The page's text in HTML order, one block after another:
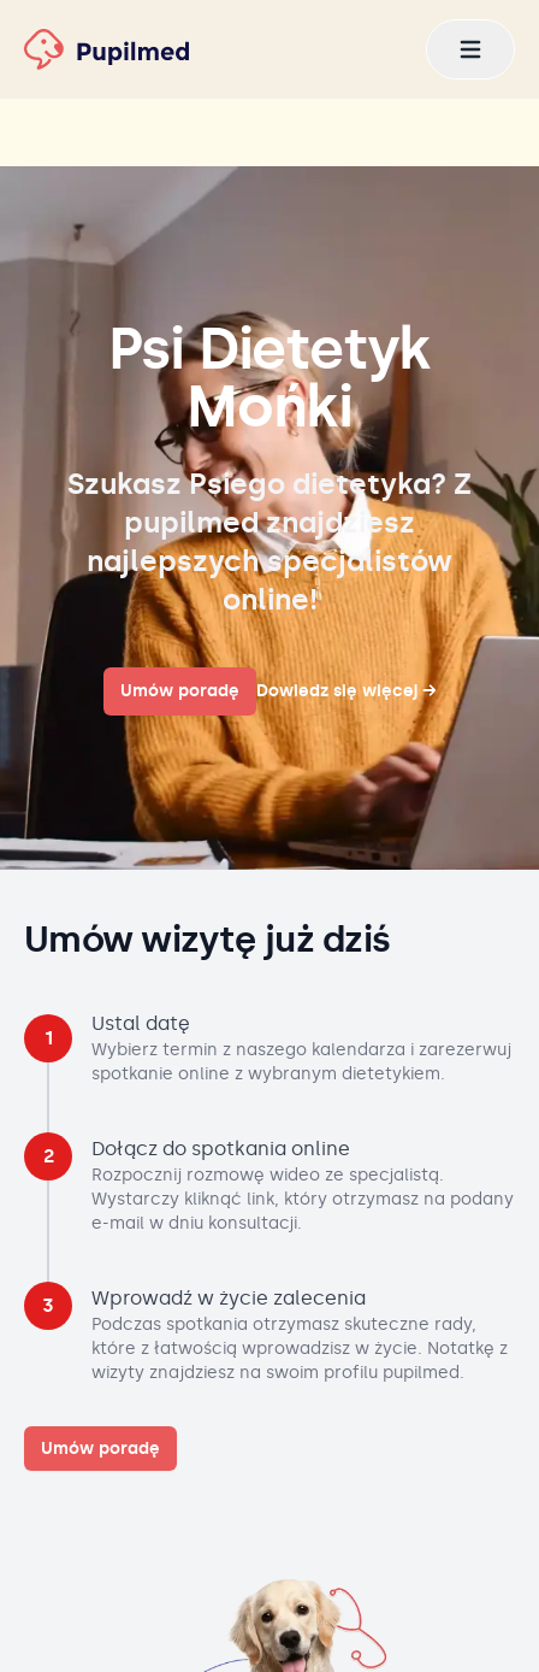
Psi Dietetyk
Mońki
Szukasz Psiego dietetyka? Z
pupilmed znajdziesz
najlepszych specjalistów
online!
Umów poradę Dowiedz się więcej →
Umów wizytę już dziś
1
Ustal datę
Wybierz termin z naszego kalendarza i zarezerwuj
spotkanie online z wybranym dietetykiem.
2 Dołącz do spotkania online
Rozpocznij rozmowę wideo ze specjalistą.
Wystarczy kliknąć link, który otrzymasz na podany
e-mail w dniu konsultacji.
3 Wprowadź w życie zalecenia
Podczas spotkania otrzymasz skuteczne rady,
które z łatwością wprowadzisz w życie. Notatkę z
wizyty znajdziesz na swoim profilu pupilmed.
Umów poradę